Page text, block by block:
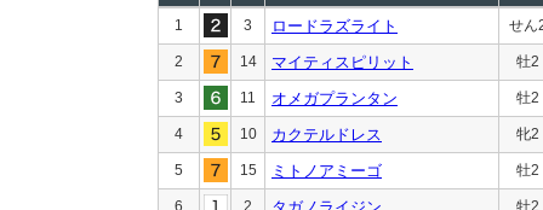
1 3 ロードラズライト せん
2 14 マイティスピリット 牡2
3 11 オメガプランタン 牡2
4 10 カクテルドレス 牝2
5 15 ミトノアミーゴ 牡2
6 2 牡2